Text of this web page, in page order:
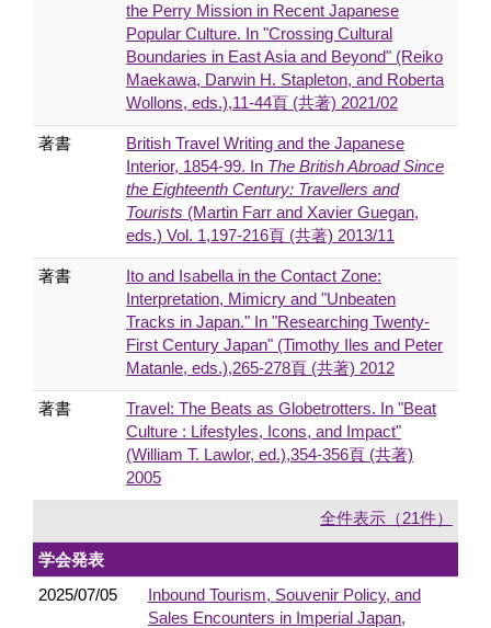
the Perry Mission in Recent Japanese
Popular Culture. In "Crossing Cultural
Boundaries in East Asia and Beyond" (Reiko
Maekawa, Darwin H. Stapleton, and Roberta
Wollons, eds.),11-44頁 (共著) 2021/02
著書
British Travel Writing and the Japanese
Interior, 1854-99. In The British Abroad Since
the Eighteenth Century: Travellers and
Tourists (Martin Farr and Xavier Guegan,
eds.) Vol. 1,197-216頁 (共著) 2013/11
著書
Ito and Isabella in the Contact Zone:
Interpretation, Mimicry and "Unbeaten
Tracks in Japan." In "Researching Twenty-
First Century Japan" (Timothy Iles and Peter
Matanle, eds.),265-278頁 (共著) 2012
著書
Travel: The Beats as Globetrotters. In "Beat
Culture : Lifestyles, Icons, and Impact"
(William T. Lawlor, ed.),354-356頁 (共著)
2005
全件表示（21件）
学会発表
2025/07/05
Inbound Tourism, Souvenir Policy, and
Sales Encounters in Imperial Japan,